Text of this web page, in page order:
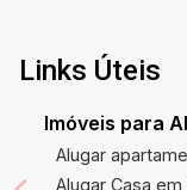
continue
investimentos
para famílias
Links Úteis
Imóveis para
Alugar
Alugar Casa